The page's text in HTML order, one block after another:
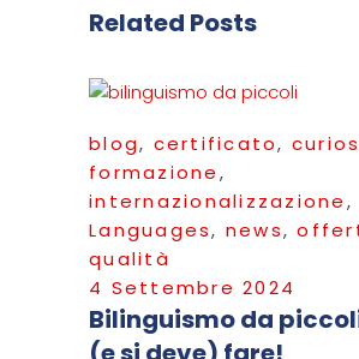
Related Posts
blog, certificato,
formazione,
internazionalizzazione,
Languages, news,
qualità
4 Settembre 2024
Bilinguismo da